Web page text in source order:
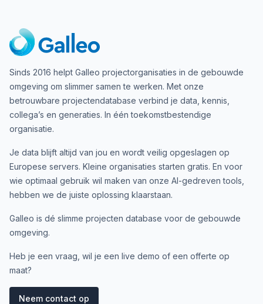
Sinds 2016 helpt Galleo projectorganisaties in de gebouwde
omgeving om slimmer samen te werken. Met onze
betrouwbare projectendatabase verbind je data, kennis,
collega’s en generaties. In één toekomstbestendige
organisatie.
Je data blijft altijd van jou en wordt veilig opgeslagen op
Europese servers. Kleine organisaties starten gratis. En voor
wie optimaal gebruik wil maken van onze AI-gedreven tools,
hebben we de juiste oplossing klaarstaan.
Galleo is dé slimme projecten database voor de gebouwde
omgeving.
Heb je een vraag, wil je een live demo of een offerte op
maat?
Neem contact op